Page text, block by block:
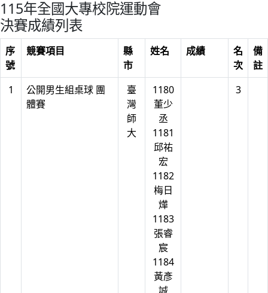
115年全國大專校院運動會
決賽成績列表
序
號
競賽項目
縣
市
姓名 成績
名
次
備
註
1
公開男生組桌球 團
體賽
臺
灣
師
大
1180
董少
丞
1181
邱祐
宏
1182
梅日
燁
1183
張睿
宸
1184
黃彥
3